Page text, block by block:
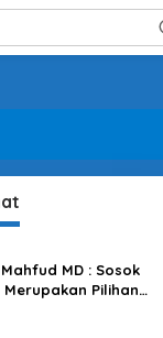
MD : Sosok
Pilihan